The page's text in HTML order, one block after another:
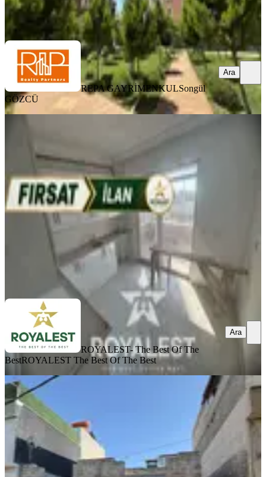
REPA GAYRİMENKUL Songül GÖZCÜ
REPA GAYRİMENKULSongül
GÖZCÜ
Ara
Şehitkamil, Beykent Mahallesi
2+1·135 m² ·2. Kat·08.08.2026
2.999.999 ₺
ROYALEST- The Best Of The Best
ROYALEST The Best Of The
ROYALEST- The Best Of The
BestROYALEST The Best Of The Best
Ara
YENİ
Serin Evlerde 85 M2 Dogal Gazlı
Şahinbey, Serinevler Mahallesi
2+0
90 m² 08.08.2026
1.500.000 ₺